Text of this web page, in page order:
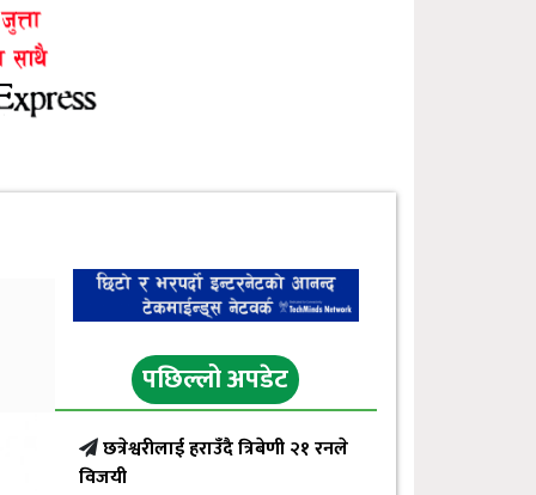
पछिल्लो अपडेट
छत्रेश्वरीलाई हराउँदै त्रिबेणी २१ रनले
विजयी